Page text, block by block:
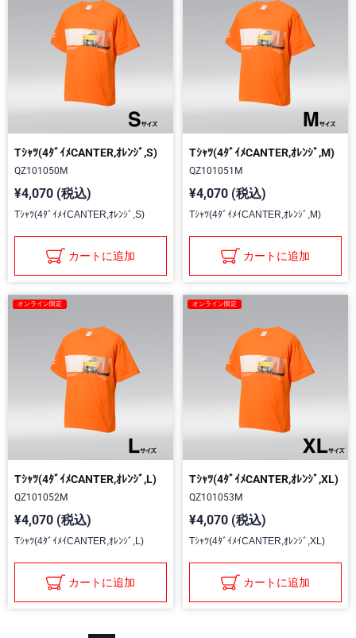
Tｼｬﾂ(4ﾀﾞｲﾒCANTER,ｵﾚﾝｼﾞ,S)
QZ101050M
¥4,070 (税込)
Tｼｬﾂ(4ﾀﾞｲﾒｲCANTER,ｵﾚﾝｼﾞ,S)
カートに追加
Tｼｬﾂ(4ﾀﾞｲﾒCANTER,ｵﾚﾝｼﾞ,M)
QZ101051M
¥4,070 (税込)
Tｼｬﾂ(4ﾀﾞｲﾒｲCANTER,ｵﾚﾝｼﾞ,M)
カートに追加
オンライン限定
Tｼｬﾂ(4ﾀﾞｲﾒCANTER,ｵﾚﾝｼﾞ,L)
QZ101052M
¥4,070 (税込)
Tｼｬﾂ(4ﾀﾞｲﾒｲCANTER,ｵﾚﾝｼﾞ,L)
カートに追加
オンライン限定
Tｼｬﾂ(4ﾀﾞｲﾒCANTER,ｵﾚﾝｼﾞ,XL)
QZ101053M
¥4,070 (税込)
Tｼｬﾂ(4ﾀﾞｲﾒｲCANTER,ｵﾚﾝｼﾞ,XL)
カートに追加